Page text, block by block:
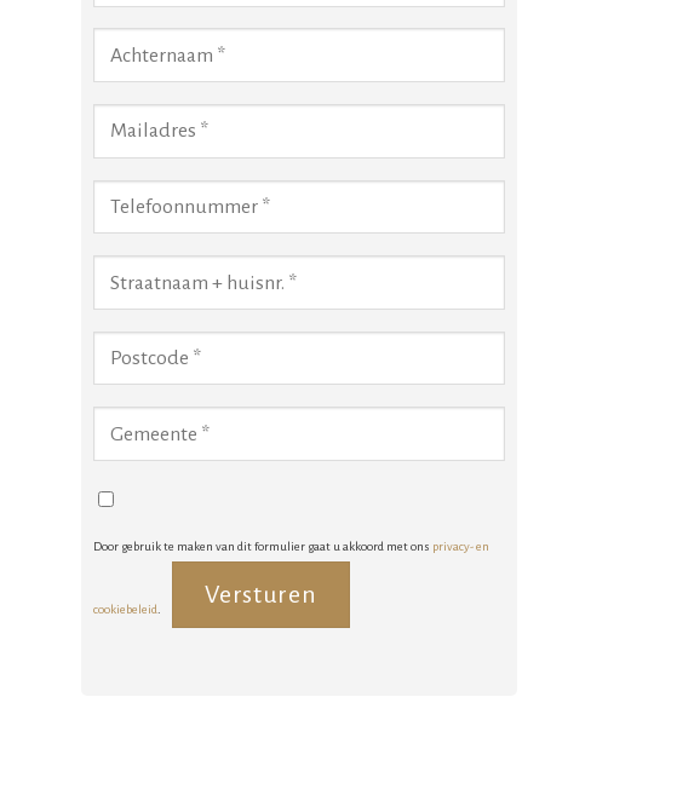
Door gebruik te maken van dit formulier gaat u akkoord met ons privacy- en
cookiebeleid